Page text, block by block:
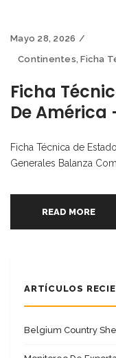
Mayo 28, 2026
Continentes,Ficha
Ficha
De América
Ficha Técnica de
Generales Balanza
READ MORE
ARTÍCULOS
Belgium Country